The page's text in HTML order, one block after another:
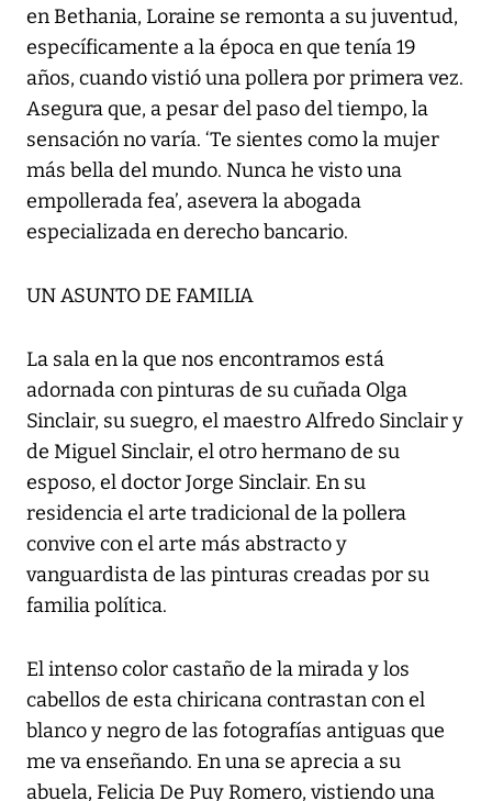
en Bethania, Loraine se remonta a su juventud,
específicamente a la época en que tenía 19
años, cuando vistió una pollera por primera vez.
Asegura que, a pesar del paso del tiempo, la
sensación no varía. ‘Te sientes como la mujer
más bella del mundo. Nunca he visto una
empollerada fea’, asevera la abogada
especializada en derecho bancario.
UN ASUNTO DE FAMILIA
La sala en la que nos encontramos está
adornada con pinturas de su cuñada Olga
Sinclair, su suegro, el maestro Alfredo Sinclair y
de Miguel Sinclair, el otro hermano de su
esposo, el doctor Jorge Sinclair. En su
residencia el arte tradicional de la pollera
convive con el arte más abstracto y
vanguardista de las pinturas creadas por su
familia política.
El intenso color castaño de la mirada y los
cabellos de esta chiricana contrastan con el
blanco y negro de las fotografías antiguas que
me va enseñando. En una se aprecia a su
abuela, Felicia De Puy Romero, vistiendo una